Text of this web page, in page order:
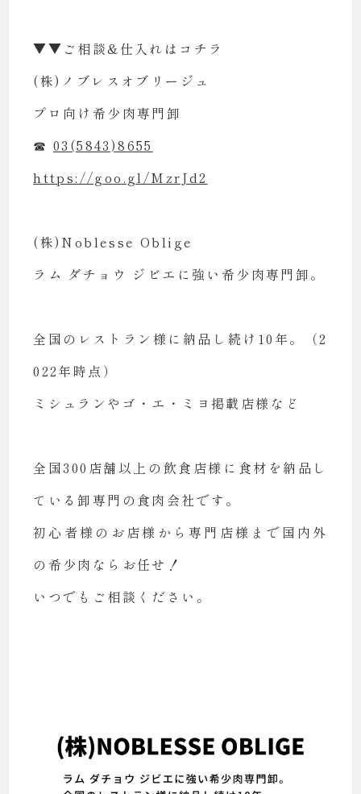
▼▼ご相談&仕入れはコチラ
(株)ノブレスオブリージュ
プロ向け希少肉専門卸
☎︎03(5843)8655
https://goo.gl/MzrJd2
(株)Noblesse Oblige
ラム ダチョウ ジビエに強い希少肉専門卸。
全国のレストラン様に納品し続け10年。（2
022年時点）
ミシュランやゴ・エ・ミヨ掲載店様など
全国300店舗以上の飲食店様に食材を納品し
ている卸専門の食肉会社です。
初心者様のお店様から専門店様まで国内外
の希少肉ならお任せ！
いつでもご相談ください。